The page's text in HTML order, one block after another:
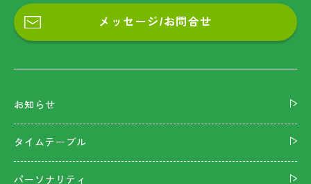
メッセージ/お問合せ
お知らせ
タイムテーブル
パーソナリティ